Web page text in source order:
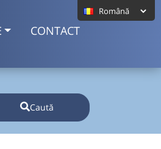
CONTACT
Caută